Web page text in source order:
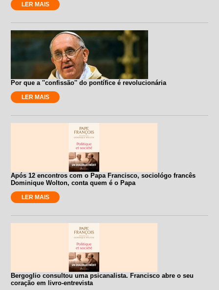
LER MAIS
Por que a ''confissão'' do pontífice é revolucionária
LER MAIS
Após 12 encontros com o Papa Francisco, sociológo francês
Dominique Wolton, conta quem é o Papa
LER MAIS
Bergoglio consultou uma psicanalista. Francisco abre o seu
coração em livro-entrevista